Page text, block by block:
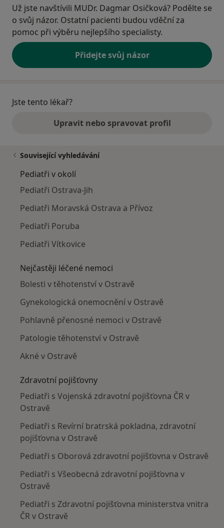
Už jste navštívili MUDr. Dagmar Osičková? Podělte se
o svůj názor. Ostatní pacienti budou vděční za
pomoc při výběru nejlepšího specialisty.
Přidejte svůj názor
Jste tento lékař?
Upravit nebo spravovat profil
Související vyhledávání
Pediatři v okolí
Pediatři Ostrava-Jih
Pediatři Moravská Ostrava a Přívoz
Pediatři Poruba
Pediatři Vítkovice
Nejčastěji léčené nemoci
Bolesti v těhotenství v Ostravě
Gynekologická onemocnění v Ostravě
Pohlavně přenosné nemoci v Ostravě
Patologie těhotenství v Ostravě
Akné v Ostravě
Zdravotní pojišťovny
Pediatři s Vojenská zdravotní pojišťovna ČR v
Ostravě
Pediatři s Revírní bratrská pokladna, zdravotní
pojišťovna v Ostravě
Pediatři s Oborová zdravotní pojišťovna v Ostravě
Pediatři s Všeobecná zdravotní pojišťovna v
Ostravě
Pediatři s Zdravotní pojišťovna ministerstva vnitra
ČR v Ostravě